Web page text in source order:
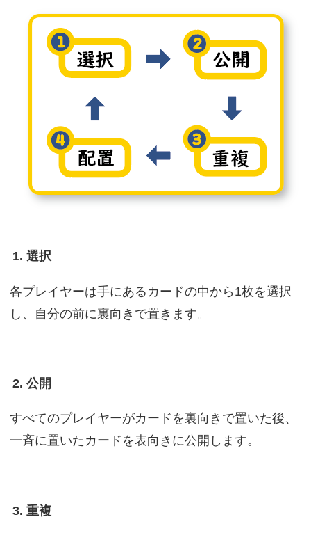
1. 選択
各プレイヤーは手にあるカードの中から1枚を選択
し、自分の前に裏向きで置きます。
2. 公開
すべてのプレイヤーがカードを裏向きで置いた後、
一斉に置いたカードを表向きに公開します。
3. 重複